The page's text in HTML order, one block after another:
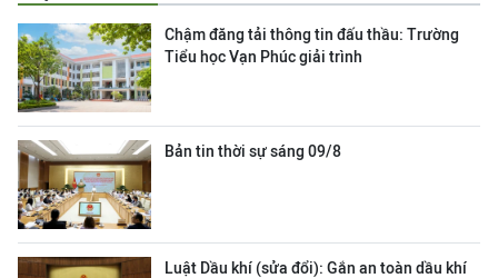
Chậm đăng tải thông tin đấu thầu: Trường
Tiểu học Vạn Phúc giải trình
Bản tin thời sự sáng 09/8
Luật Dầu khí (sửa đổi): Gắn an toàn dầu khí